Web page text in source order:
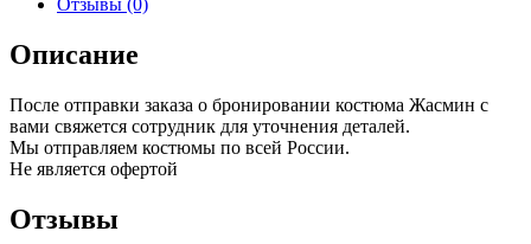
Описание
После отправки заказа о бронировании костюма Жасмин с
вами свяжется сотрудник для уточнения деталей.
Мы отправляем костюмы по всей России.
Не является офертой
Отзывы